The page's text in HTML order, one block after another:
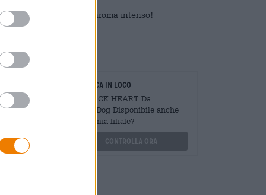
rivaleggia con il suo aroma intenso!
Verifica in loco
È BLACK HEART Da
BrewDog Disponibile anche
nella mia filiale?
Controlla ora